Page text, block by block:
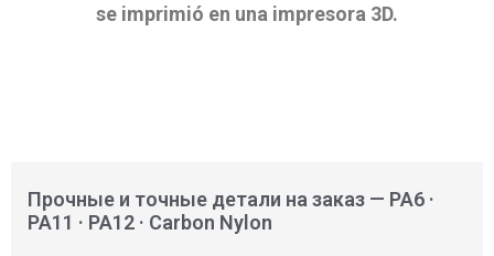
se imprimió en una impresora 3D.
Прочные и точные детали на заказ — PA6 ·
PA11 · PA12 · Carbon Nylon